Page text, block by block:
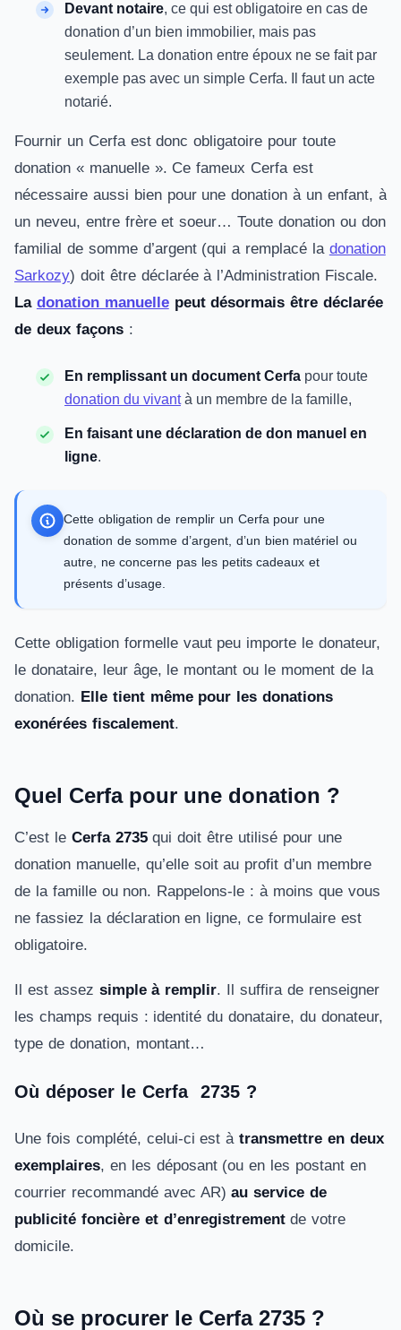
Devant notaire, ce qui est obligatoire en cas de
donation d’un bien immobilier, mais pas
seulement. La donation entre époux ne se fait par
exemple pas avec un simple Cerfa. Il faut un acte
notarié.
Fournir un Cerfa est donc obligatoire pour toute
donation « manuelle ». Ce fameux Cerfa est
nécessaire aussi bien pour une donation à un enfant, à
un neveu, entre frère et soeur… Toute donation ou don
familial de somme d’argent (qui a remplacé la donation
Sarkozy) doit être déclarée à l’Administration Fiscale.
La donation manuellepeut désormais être déclarée
de deux façons:
En remplissant un document Cerfa pour toute
donation du vivantà un membre de la famille,
En faisant une déclaration de don manuel en
ligne.
Cette obligation de remplir un Cerfa pour une
donation de somme d’argent, d’un bien matériel ou
autre, ne concerne pas les petits cadeaux et
présents d’usage.
Cette obligation formelle vaut peu importe le donateur,
le donataire, leur âge, le montant ou le moment de la
donation. Elle tient même pour les donations
exonérées fiscalement.
Quel Cerfa pour une donation ?
C’est le Cerfa 2735qui doit être utilisé pour une
donation manuelle, qu’elle soit au profit d’un membre
de la famille ou non. Rappelons-le : à moins que vous
ne fassiez la déclaration en ligne, ce formulaire est
obligatoire.
Il est assez simple à remplir. Il suffira de renseigner
les champs requis : identité du donataire, du donateur,
type de donation, montant…
Où déposer le Cerfa 2735 ?
Une fois complété, celui-ci est àtransmettre en deux
exemplaires, en les déposant (ou en les postant en
courrier recommandé avec AR)au service de
publicité foncière et d’enregistrementde votre
domicile.
Où se procurer le Cerfa 2735 ?